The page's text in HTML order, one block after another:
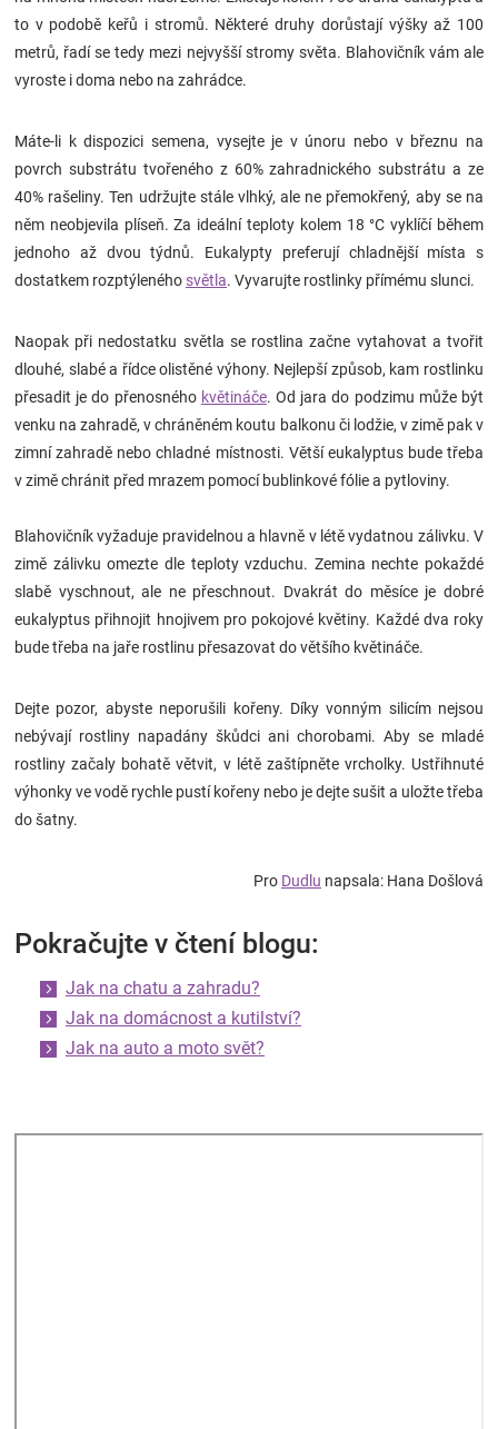
Hračkářství
Přihlášení
to v podobě keřů i stromů. Některé druhy dorůstají výšky až 100
metrů, řadí se tedy mezi nejvyšší stromy světa. Blahovičník vám ale
vyroste i doma nebo na zahrádce.
Máte-li k dispozici semena, vysejte je v únoru nebo v březnu na
povrch substrátu tvořeného z 60% zahradnického substrátu a ze
40% rašeliny. Ten udržujte stále vlhký, ale ne přemokřený, aby se na
něm neobjevila plíseň. Za ideální teploty kolem 18 °C vyklíčí během
jednoho až dvou týdnů. Eukalypty preferují chladnější místa s
dostatkem rozptýleného světla. Vyvarujte rostlinky přímému slunci.
Naopak při nedostatku světla se rostlina začne vytahovat a tvořit
dlouhé, slabé a řídce olistěné výhony. Nejlepší způsob, kam rostlinku
přesadit je do přenosného květináče. Od jara do podzimu může být
venku na zahradě, v chráněném koutu balkonu či lodžie, v zimě pak v
zimní zahradě nebo chladné místnosti. Větší eukalyptus bude třeba
v zimě chránit před mrazem pomocí bublinkové fólie a pytloviny.
Blahovičník vyžaduje pravidelnou a hlavně v létě vydatnou zálivku. V
zimě zálivku omezte dle teploty vzduchu. Zemina nechte pokaždé
slabě vyschnout, ale ne přeschnout. Dvakrát do měsíce je dobré
eukalyptus přihnojit hnojivem pro pokojové květiny. Každé dva roky
bude třeba na jaře rostlinu přesazovat do většího květináče.
Dejte pozor, abyste neporušili kořeny. Díky vonným silicím nejsou
nebývají rostliny napadány škůdci ani chorobami. Aby se mladé
rostliny začaly bohatě větvit, v létě zaštípněte vrcholky. Ustřihnuté
výhonky ve vodě rychle pustí kořeny nebo je dejte sušit a uložte třeba
do šatny.
Pro Dudlu napsala: Hana Došlová
Pokračujte v čtení blogu:
Jak na chatu a zahradu?
Jak na domácnost a kutilství?
Jak na auto a moto svět?